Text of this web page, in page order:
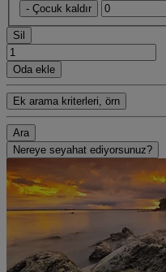
- Çocuk kaldır
Sil
Oda ekle
Ek arama kriterleri, örn
Ara
Nereye seyahat ediyorsunuz?